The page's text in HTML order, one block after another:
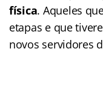
física. Aqueles
etapas e que
novos servidores